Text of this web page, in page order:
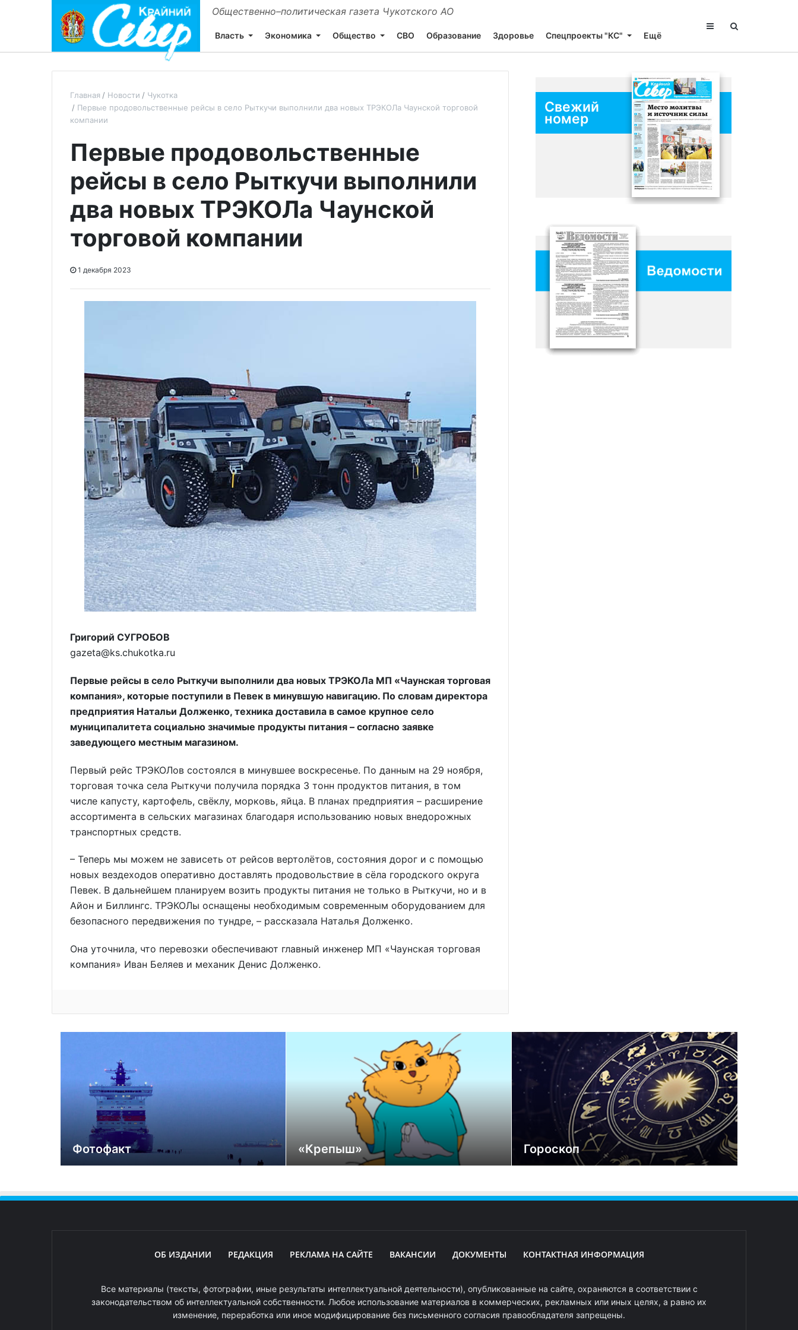
Общественно–политическая газета Чукотского АО
Власть Экономика Общество СВО Образование Здоровье Спецпроекты "КС" Ещё
Главная Новости
Чукотка
Первые продовольственные рейсы в село Рыткучи выполнили два новых ТРЭКОЛа Чаунской торговой
компании
Первые продовольственные
рейсы в село Рыткучи выполнили
два новых ТРЭКОЛа Чаунской
торговой компании
1 декабря 2023
Григорий СУГРОБОВ
gazeta@ks.chukotka.ru
Первые рейсы в село Рыткучи выполнили два новых ТРЭКОЛа МП «Чаунская торговая
компания», которые поступили в Певек в минувшую навигацию. По словам директора
предприятия Натальи Долженко, техника доставила в самое крупное село
муниципалитета социально значимые продукты питания – согласно заявке
заведующего местным магазином.
Первый рейс ТРЭКОЛов состоялся в минувшее воскресенье. По данным на 29 ноября,
торговая точка села Рыткучи получила порядка 3 тонн продуктов питания, в том
числе капусту, картофель, свёклу, морковь, яйца. В планах предприятия – расширение
ассортимента в сельских магазинах благодаря использованию новых внедорожных
транспортных средств.
– Теперь мы можем не зависеть от рейсов вертолётов, состояния дорог и с помощью
новых вездеходов оперативно доставлять продовольствие в сёла городского округа
Певек. В дальнейшем планируем возить продукты питания не только в Рыткучи, но и в
Айон и Биллингс. ТРЭКОЛы оснащены необходимым современным оборудованием для
безопасного передвижения по тундре, – рассказала Наталья Долженко.
Она уточнила, что перевозки обеспечивают главный инженер МП «Чаунская торговая
компания» Иван Беляев и механик Денис Долженко.
Свежий
номер
Фотофакт «Крепыш» Гороскоп
ОБ ИЗДАНИИ РЕДАКЦИЯ РЕКЛАМА НА САЙТЕ ВАКАНСИИ ДОКУМЕНТЫ КОНТАКТНАЯ ИНФОРМАЦИЯ
Все материалы (тексты, фотографии, иные результаты интеллектуальной деятельности), опубликованные на сайте, охраняются в соответствии с
законодательством об интеллектуальной собственности. Любое использование материалов в коммерческих, рекламных или иных целях, а равно их
изменение, переработка или иное модифицирование без письменного согласия правообладателя запрещены.